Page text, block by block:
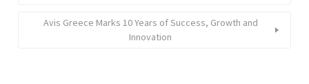
Avis Greece Marks 10 Years of Success, Growth and
Innovation